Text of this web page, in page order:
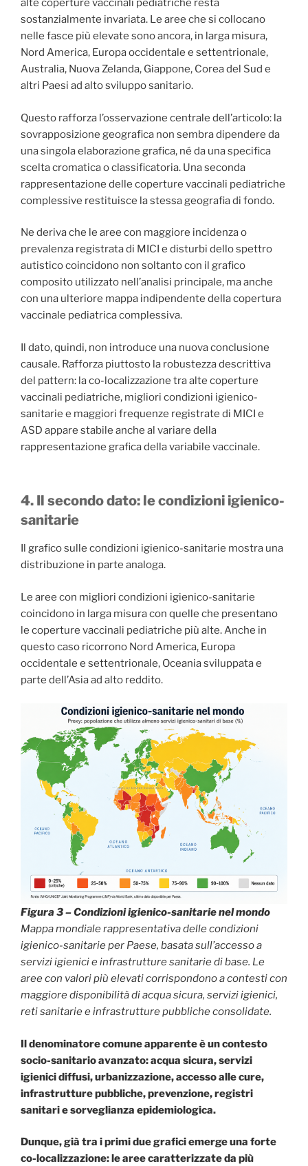
alte coperture vaccinali pediatriche resta
sostanzialmente invariata. Le aree che si collocano
nelle fasce più elevate sono ancora, in larga misura,
Nord America, Europa occidentale e settentrionale,
Australia, Nuova Zelanda, Giappone, Corea del Sud e
altri Paesi ad alto sviluppo sanitario.
Questo rafforza l’osservazione centrale dell’articolo: la
sovrapposizione geografica non sembra dipendere da
una singola elaborazione grafica, né da una specifica
scelta cromatica o classificatoria. Una seconda
rappresentazione delle coperture vaccinali pediatriche
complessive restituisce la stessa geografia di fondo.
Ne deriva che le aree con maggiore incidenza o
prevalenza registrata di MICI e disturbi dello spettro
autistico coincidono non soltanto con il grafico
composito utilizzato nell’analisi principale, ma anche
con una ulteriore mappa indipendente della copertura
vaccinale pediatrica complessiva.
Il dato, quindi, non introduce una nuova conclusione
causale. Rafforza piuttosto la robustezza descrittiva
del pattern: la co-localizzazione tra alte coperture
vaccinali pediatriche, migliori condizioni igienico-
sanitarie e maggiori frequenze registrate di MICI e
ASD appare stabile anche al variare della
rappresentazione grafica della variabile vaccinale.
4. Il secondo dato: le condizioni igienico-
sanitarie
Il grafico sulle condizioni igienico-sanitarie mostra una
distribuzione in parte analoga.
Le aree con migliori condizioni igienico-sanitarie
coincidono in larga misura con quelle che presentano
le coperture vaccinali pediatriche più alte. Anche in
questo caso ricorrono Nord America, Europa
occidentale e settentrionale, Oceania sviluppata e
parte dell’Asia ad alto reddito.
Figura 3 – Condizioni igienico-sanitarie nel mondo
Mappa mondiale rappresentativa delle condizioni
igienico-sanitarie per Paese, basata sull’accesso a
servizi igienici e infrastrutture sanitarie di base. Le
aree con valori più elevati corrispondono a contesti con
maggiore disponibilità di acqua sicura, servizi igienici,
reti sanitarie e infrastrutture pubbliche consolidate.
Il denominatore comune apparente è un contesto
socio-sanitario avanzato: acqua sicura, servizi
igienici diffusi, urbanizzazione, accesso alle cure,
infrastrutture pubbliche, prevenzione, registri
sanitari e sorveglianza epidemiologica.
Dunque, già tra i primi due grafici emerge una forte
co-localizzazione: le aree caratterizzate da più